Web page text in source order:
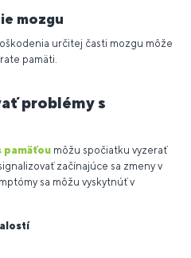
mozgu
určitej časti mozgu môže
pamäti.
problémy s
pamäťou môžu spočiatku vyzerať
začínajúce sa zmeny v
sa môžu vyskytnúť v